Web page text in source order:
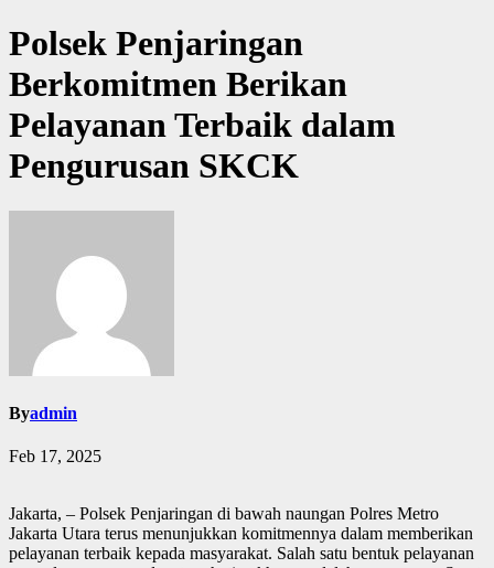
Polsek Penjaringan
Berkomitmen Berikan
Pelayanan Terbaik dalam
Pengurusan SKCK
Byadmin
Feb 17, 2025
Jakarta, – Polsek Penjaringan di bawah naungan Polres Metro
Jakarta Utara terus menunjukkan komitmennya dalam memberikan
pelayanan terbaik kepada masyarakat. Salah satu bentuk pelayanan